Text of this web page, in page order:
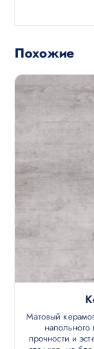
Похожие
Матовый
напольного
прочности и